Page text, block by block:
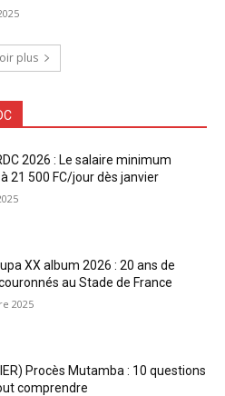
plus
2026 : Le salaire minimum
21 500 FC/jour dès janvier
XX album 2026 : 20 ans de
au Stade de France
2025
Procès Mutamba : 10 questions
comprendre